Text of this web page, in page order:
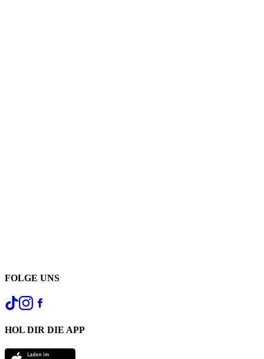
FOLGE UNS
HOL DIR DIE APP